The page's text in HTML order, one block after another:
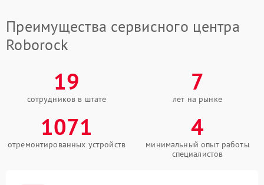
Преимущества сервисного центра
Roborock
19
сотрудников в штате
7
лет на рынке
1071
отремонтированных устройств
4
минимальный опыт работы
специалистов